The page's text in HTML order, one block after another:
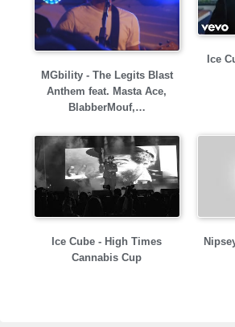
MGbility - The Legits Blast
Anthem feat. Masta Ace,
BlabberMouf,…
Ice
Ice Cube - High Times
Cannabis Cup